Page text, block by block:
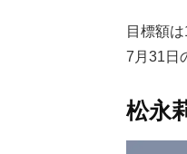
目標額は
7月31日
松永